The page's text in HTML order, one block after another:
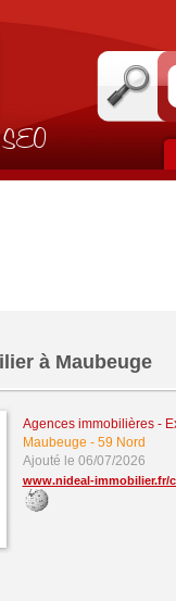
SEO
à Maubeuge
Agences immobilières -
Maubeuge - 59 Nord
Ajouté le 06/07/2026
www.nideal-immobilier.fr/